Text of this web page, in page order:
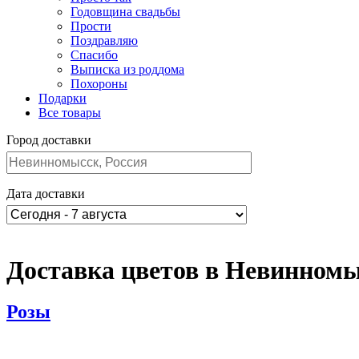
Годовщина свадьбы
Прости
Поздравляю
Спасибо
Выписка из роддома
Похороны
Подарки
Все товары
Город доставки
Дата доставки
Доставка цветов в
Розы